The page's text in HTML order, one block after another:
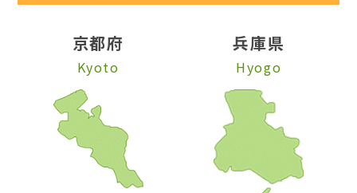
京都府
Kyoto
兵庫県
Hyogo